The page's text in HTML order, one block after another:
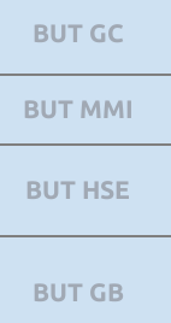
BUT GC
BUT MMI
BUT HSE
BUT GB